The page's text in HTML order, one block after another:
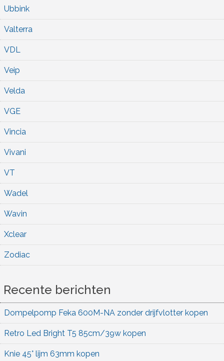
Ubbink
Valterra
VDL
Veip
Velda
VGE
Vincia
Vivani
VT
Wadel
Wavin
Xclear
Zodiac
Recente berichten
Dompelpomp Feka 600M-NA zonder drijfvlotter kopen
Retro Led Bright T5 85cm/39w kopen
Knie 45° lijm 63mm kopen